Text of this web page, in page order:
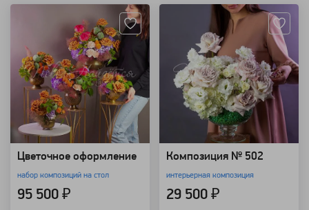
Цветочное оформление
набор композиций на стол
95 500 ₽
Композиция № 502
интерьерная композиция
29 500 ₽